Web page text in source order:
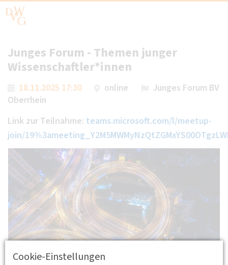
Cookie-Einstellungen
Junges Forum - Themen junger
Wissenschaftler*innen
18.11.2025 17:30 online
Junges Forum BV
Oberrhein
Link zur Teilnahme: teams.microsoft.com/l/meetup-
join/